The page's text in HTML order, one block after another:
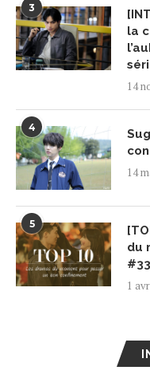
3
la
14
4
14
5
du
#33
1